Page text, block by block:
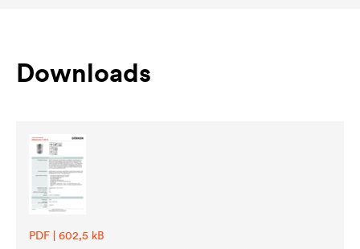
Downloads
PDF | 602,5 kB